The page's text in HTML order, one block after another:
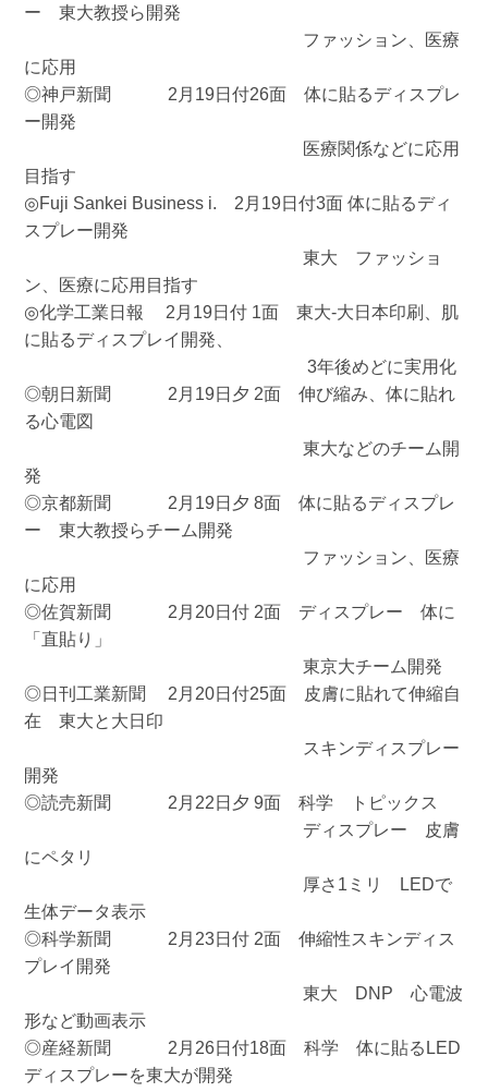
ー 東大教授ら開発
ファッション、医療
に応用
◎神戸新聞 2月19日付26面 体に貼るディスプレ
ー開発
医療関係などに応用
目指す
◎Fuji Sankei Business i. 2月19日付3面 体に貼るディ
スプレー開発
東大 ファッショ
ン、医療に応用目指す
◎化学工業日報 2月19日付 1面 東大‐大日本印刷、肌
に貼るディスプレイ開発、
3年後めどに実用化
◎朝日新聞 2月19日夕 2面 伸び縮み、体に貼れ
る心電図
東大などのチーム開
発
◎京都新聞 2月19日夕 8面 体に貼るディスプレ
ー 東大教授らチーム開発
ファッション、医療
に応用
◎佐賀新聞 2月20日付 2面 ディスプレー 体に
「直貼り」
東京大チーム開発
◎日刊工業新聞 2月20日付25面 皮膚に貼れて伸縮自
在 東大と大日印
スキンディスプレー
開発
◎読売新聞 2月22日夕 9面 科学 トピックス
ディスプレー 皮膚
にペタリ
厚さ1ミリ LEDで
生体データ表示
◎科学新聞 2月23日付 2面 伸縮性スキンディス
プレイ開発
東大 DNP 心電波
形など動画表示
◎産経新聞 2月26日付18面 科学 体に貼るLED
ディスプレーを東大が開発